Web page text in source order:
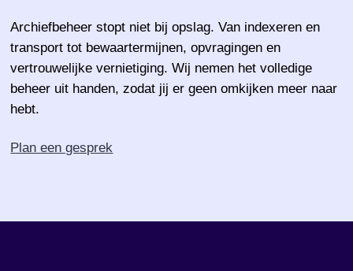
Archiefbeheer stopt niet bij opslag. Van indexeren en
transport tot bewaartermijnen, opvragingen en
vertrouwelijke vernietiging. Wij nemen het volledige
beheer uit handen, zodat jij er geen omkijken meer naar
hebt.
Plan een gesprek